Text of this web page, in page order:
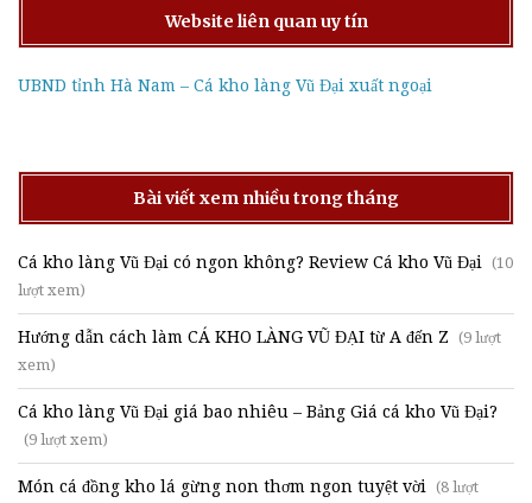
Website liên quan uy tín
UBND tỉnh Hà Nam – Cá kho làng Vũ Đại xuất ngoại
Bài viết xem nhiều trong tháng
Cá kho làng Vũ Đại có ngon không? Review Cá kho Vũ Đại (10
lượt xem)
Hướng dẫn cách làm CÁ KHO LÀNG VŨ ĐẠI từ A đến Z (9 lượt
xem)
Cá kho làng Vũ Đại giá bao nhiêu – Bảng Giá cá kho Vũ Đại?
(9 lượt xem)
Món cá đồng kho lá gừng non thơm ngon tuyệt vời (8 lượt